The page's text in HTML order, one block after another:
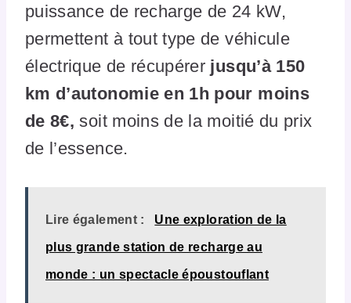
puissance de recharge de 24 kW,
permettent à tout type de véhicule
électrique de récupérer jusqu’à 150
km d’autonomie en 1h pour moins
de 8€,soit moins de la moitié du prix
de l’essence.
Lire également : Une exploration de la
plus grande station de recharge au
monde : un spectacle époustouflant